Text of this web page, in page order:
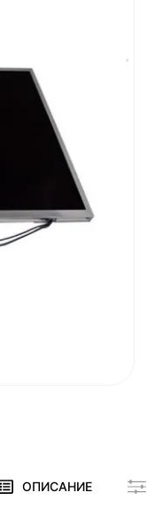
ОПИСАНИЕ